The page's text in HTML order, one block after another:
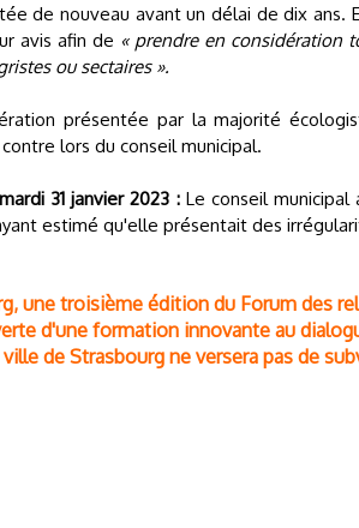
de nouveau avant un délai de dix ans.
avis afin de « prendre en considération
ou sectaires ».
présentée par la majorité
lors du conseil municipal.
31 janvier 2023 :Le conseil
estimé qu'elle présentait des
une troisième édition du Forum des
d'une formation innovante au
de Strasbourg ne versera pas de